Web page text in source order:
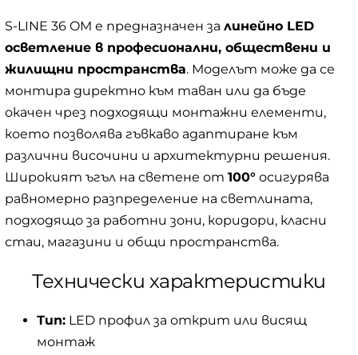
S-LINE 36 OM е предназначен за линейно LED
осветление в професионални, обществени и
жилищни пространства. Моделът може да се
монтира директно към таван или да бъде
окачен чрез подходящи монтажни елементи,
което позволява гъвкаво адаптиране към
различни височини и архитектурни решения.
Широкият ъгъл на светене от 100° осигурява
равномерно разпределение на светлината,
подходящо за работни зони, коридори, класни
стаи, магазини и общи пространства.
Технически характеристики
Тип: LED профил за открит или висящ
монтаж